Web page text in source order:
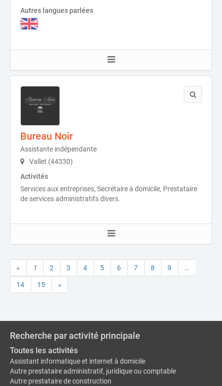
Autres langues parlées
Bureau Noir
Assistante indépendante
Vallet (44330)
Activités
Services aux entreprises, Secrétaire à domicile, Prestataire
de services administratifs divers.
« 1 2 3 4 5 6 7 8 9 …
14 15 »
Recherche par activité principale
Toutes les activités
Assistant informatique et internet à domicile
Autre prestataire administratif, juridique ou comptable
Autre prestataire de construction